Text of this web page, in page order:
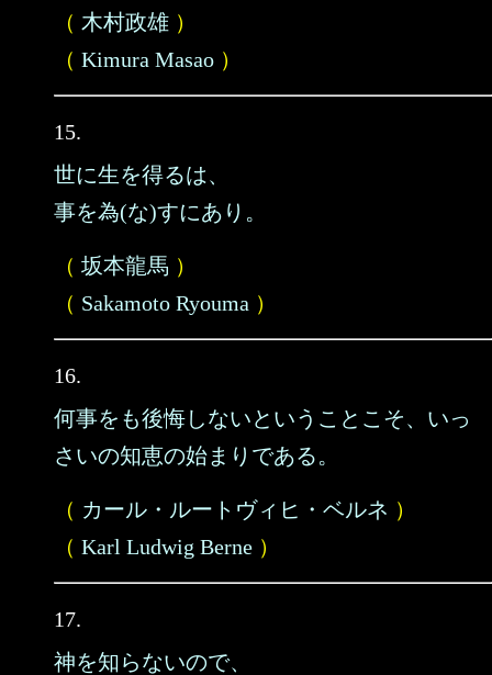
（ 木村政雄 ）
（ Kimura Masao ）
15.
世に生を得るは、
事を為(な)すにあり。
（ 坂本龍馬 ）
（ Sakamoto Ryouma ）
16.
何事をも後悔しないということこそ、いっ
さいの知恵の始まりである。
（ カール・ルートヴィヒ・ベルネ ）
（ Karl Ludwig Berne ）
17.
神を知らないので、